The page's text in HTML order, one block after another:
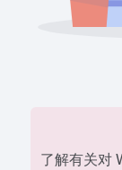
了解有关对